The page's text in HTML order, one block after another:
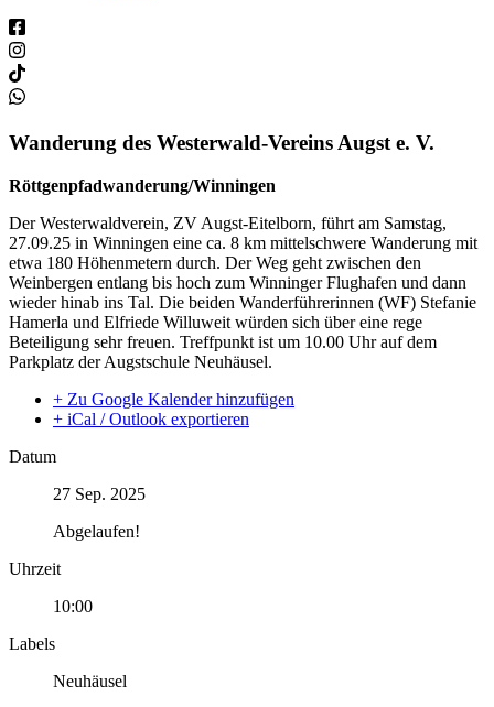
Wanderung des Westerwald-Vereins Augst e. V.
Röttgenpfadwanderung/Winningen
Der Westerwaldverein, ZV Augst-Eitelborn, führt am Samstag,
27.09.25 in Winningen eine ca. 8 km mittelschwere Wanderung mit
etwa 180 Höhenmetern durch. Der Weg geht zwischen den
Weinbergen entlang bis hoch zum Winninger Flughafen und dann
wieder hinab ins Tal. Die beiden Wanderführerinnen (WF) Stefanie
Hamerla und Elfriede Willuweit würden sich über eine rege
Beteiligung sehr freuen. Treffpunkt ist um 10.00 Uhr auf dem
Parkplatz der Augstschule Neuhäusel.
+ Zu Google Kalender hinzufügen
+ iCal / Outlook exportieren
Datum
27 Sep. 2025
Abgelaufen!
Uhrzeit
10:00
Labels
Neuhäusel